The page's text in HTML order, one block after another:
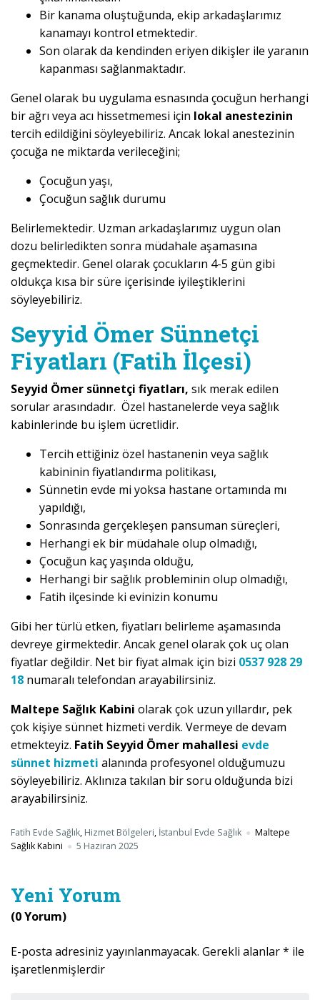
Bir kanama oluştuğunda, ekip arkadaşlarımız
kanamayı kontrol etmektedir.
Son olarak da kendinden eriyen dikişler ile yaranın
kapanması sağlanmaktadır.
Genel olarak bu uygulama esnasında çocuğun herhangi
bir ağrı veya acı hissetmemesi için lokal anestezinin
tercih edildiğini söyleyebiliriz. Ancak lokal anestezinin
çocuğa ne miktarda verileceğini;
Çocuğun yaşı,
Çocuğun sağlık durumu
Belirlemektedir. Uzman arkadaşlarımız uygun olan
dozu belirledikten sonra müdahale aşamasına
geçmektedir. Genel olarak çocukların 4-5 gün gibi
oldukça kısa bir süre içerisinde iyileştiklerini
söyleyebiliriz.
Seyyid Ömer Sünnetçi
Fiyatları (Fatih İlçesi)
Seyyid Ömer sünnetçi fiyatları, sık merak edilen
sorular arasındadır. Özel hastanelerde veya sağlık
kabinlerinde bu işlem ücretlidir.
Tercih ettiğiniz özel hastanenin veya sağlık
kabininin fiyatlandırma politikası,
Sünnetin evde mi yoksa hastane ortamında mı
yapıldığı,
Sonrasında gerçekleşen pansuman süreçleri,
Herhangi ek bir müdahale olup olmadığı,
Çocuğun kaç yaşında olduğu,
Herhangi bir sağlık probleminin olup olmadığı,
Fatih ilçesinde ki evinizin konumu
Gibi her türlü etken, fiyatları belirleme aşamasında
devreye girmektedir. Ancak genel olarak çok uç olan
fiyatlar değildir. Net bir fiyat almak için bizi 0537 928 29
18 numaralı telefondan arayabilirsiniz.
Maltepe Sağlık Kabini olarak çok uzun yıllardır, pek
çok kişiye sünnet hizmeti verdik. Vermeye de devam
etmekteyiz. Fatih Seyyid Ömer mahallesi evde
sünnet hizmeti alanında profesyonel olduğumuzu
söyleyebiliriz. Aklınıza takılan bir soru olduğunda bizi
arayabilirsiniz.
Fatih Evde Sağlık, Hizmet Bölgeleri, İstanbul Evde Sağlık
Maltepe
Sağlık Kabini
5 Haziran 2025
Yeni Yorum
(0 Yorum)
E-posta adresiniz yayınlanmayacak. Gerekli alanlar* ile
işaretlenmişlerdir